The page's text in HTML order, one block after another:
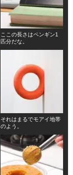
ここの長さはペンギン1
匹分だな。
それはまるでモアイ地帯
のよう。